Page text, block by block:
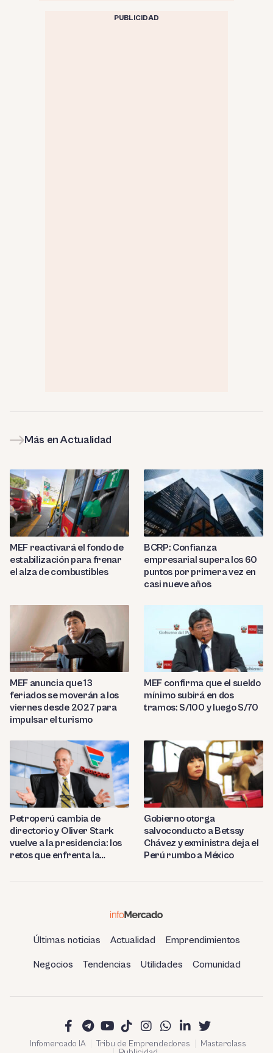
PUBLICIDAD
Más en Actualidad
MEF reactivará el fondo de
estabilización para frenar
el alza de combustibles
BCRP: Confianza
empresarial supera los 60
puntos por primera vez en
casi nueve años
MEF anuncia que 13
feriados se moverán a los
viernes desde 2027 para
impulsar el turismo
MEF confirma que el sueldo
mínimo subirá en dos
tramos: S/100 y luego S/70
Petroperú cambia de
directorio y Oliver Stark
vuelve a la presidencia: los
retos que enfrenta la
Gobierno otorga
salvoconducto a Betssy
Chávez y exministra deja el
Perú rumbo a México
Últimas noticias Actualidad Emprendimientos
Negocios Tendencias Utilidades Comunidad
Infomercado IA Tribu de Emprendedores
Masterclass